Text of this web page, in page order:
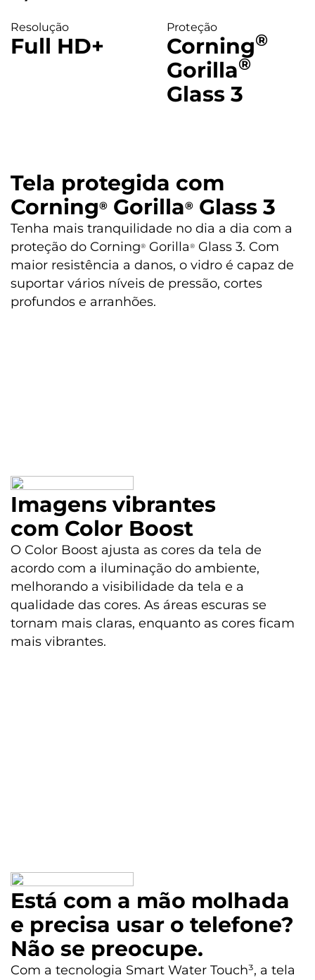
Conteúdo da Caixa
01 Carregador Turbo Power™ 20 W
Full HD+
Resolução
Corning®
Gorilla®
Glass 3
Proteção
Tela protegida com
Corning®️ Gorilla®️ Glass 3
Tenha mais tranquilidade no dia a dia com a
proteção do Corning®️ Gorilla®️ Glass 3. Com
maior resistência a danos, o vidro é capaz de
suportar vários níveis de pressão, cortes
profundos e arranhões.
Imagens vibrantes
com Color Boost
O Color Boost ajusta as cores da tela de
acordo com a iluminação do ambiente,
melhorando a visibilidade da tela e a
qualidade das cores. As áreas escuras se
tornam mais claras, enquanto as cores ficam
mais vibrantes.
Está com a mão molhada
e precisa usar o telefone?
Não se preocupe.
Com a tecnologia Smart Water Touch³, a tela